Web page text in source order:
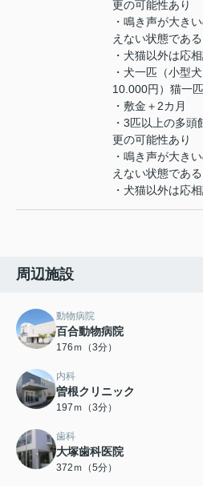
更の可能性あり
・鳴き声が大き
えない状態であ
・犬猫以外は応
・犬一匹（小型
10.000円）猫一
・敷金＋2カ月
・3匹以上の多
更の可能性あり
・鳴き声が大き
えない状態であ
・犬猫以外は応
周辺施設
動物病院
百合動物病院
176ｍ（3分）
内科
曽根クリニック
197ｍ（3分）
歯科
大塚歯科医院
372ｍ（5分）